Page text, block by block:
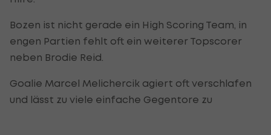
Bozen ist nicht gerade ein High Scoring Team, in
engen Partien fehlt oft ein weiterer Topscorer
neben Brodie Reid.
Goalie Marcel Melichercik agiert oft verschlafen
und lässt zu viele einfache Gegentore zu